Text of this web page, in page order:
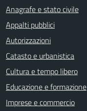
Anagrafe e stato civile
Appalti pubblici
Autorizzazioni
Catasto e urbanistica
Cultura e tempo libero
Educazione e formazione
Imprese e commercio